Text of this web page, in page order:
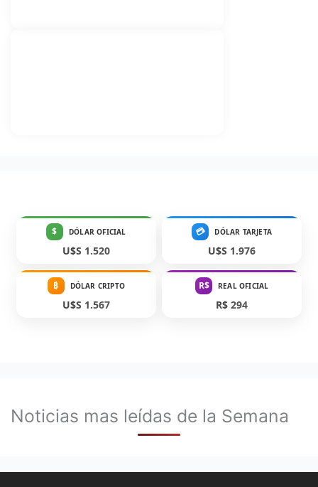
$ DÓLAR OFICIAL
U$S 1.520
💳 DÓLAR TARJETA
U$S 1.976
₿ DÓLAR CRIPTO
U$S 1.567
R$ REAL OFICIAL
R$ 294
Noticias mas leídas de la Semana